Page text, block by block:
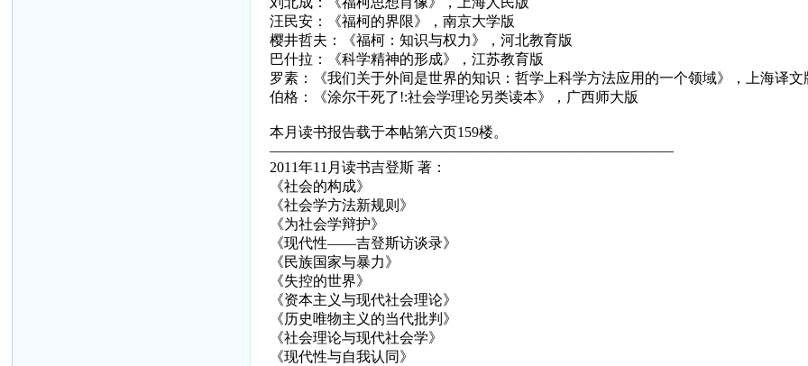
汪民安：《福柯的界限》，南京大学版
樱井哲夫：《福柯：知识与权力》，河北教育版
巴什拉：《科学精神的形成》，江苏教育版
罗素：《我们关于外间是世界的知识：哲学上科学方法应用的一个领域》，上海译文
伯格：《涂尔干死了!:社会学理论另类读本》，广西师大版
本月读书报告载于本帖第六页159楼。
————————————————————————————
2011年11月读书吉登斯 著：
《社会的构成》
《社会学方法新规则》
《为社会学辩护》
《现代性——吉登斯访谈录》
《民族国家与暴力》
《失控的世界》
《资本主义与现代社会理论》
《历史唯物主义的当代批判》
《社会理论与现代社会学》
《现代性与自我认同》